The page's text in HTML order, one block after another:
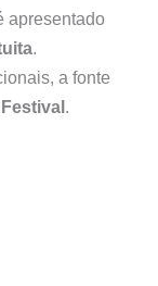
apresentado
.
a fonte
.